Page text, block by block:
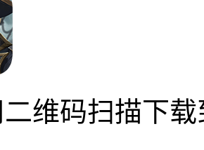
维码扫描下